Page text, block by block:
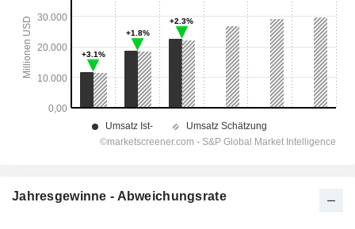
Jahresgewinne - Abweichungsrate